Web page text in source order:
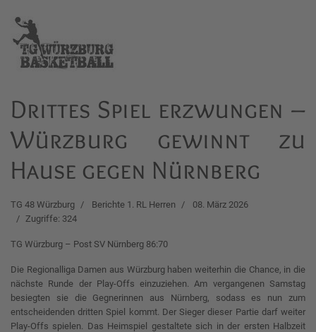
Drittes Spiel erzwungen –
Würzburg gewinnt zu
Hause gegen Nürnberg
TG 48 Würzburg Berichte 1. RL Herren
08. März 2026
Zugriffe: 324
TG Würzburg – Post SV Nürnberg 86:70
Die Regionalliga Damen aus Würzburg haben weiterhin die Chance, in die
nächste Runde der Play-Offs einzuziehen. Am vergangenen Samstag
besiegten sie die Gegnerinnen aus Nürnberg, sodass es nun zum
entscheidenden dritten Spiel kommt. Der Sieger dieser Partie darf weiter
Play-Offs spielen. Das Heimspiel gestaltete sich in der ersten Halbzeit